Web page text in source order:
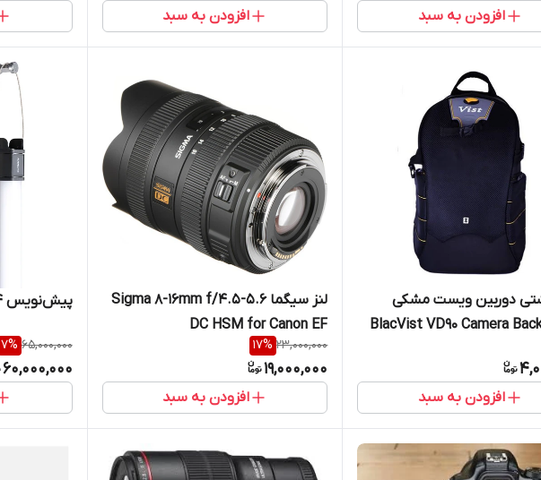
افزودن به سبد افزودن به سبد
دوربین ویست مشکی
BlacVist VD90 Camera
افزودن به سبد
لنز سیگما Sigma 8-16mm f/4.5-5.6
DC HSM for Canon EF
23,000,000
17%
19,000,000
افزودن به سبد
پیش‌نویس ۲۲۴
65,000,000
7%
60,000,000